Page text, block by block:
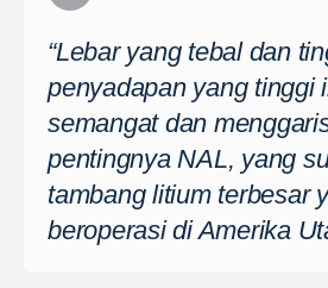
“Lebar yang tebal dan
penyadapan yang tinggi
semangat dan
pentingnya NAL, yang
tambang litium terbesar
beroperasi di Amerika